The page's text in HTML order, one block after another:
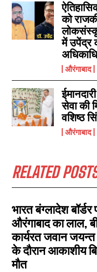
को
में उपेंद्र
औरंगाबाद
सेवा की
वशिष्ठ
औरंगाबाद
RELATED
भारत बंग्लादेश
औरंगाबाद का लाल,
कार्यरत जवान
के दौरान आकाशीय
मौत